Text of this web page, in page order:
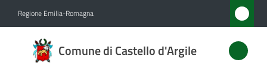
Regione Emilia-Romagna
Comune di Castello d'Argile
Comune
di